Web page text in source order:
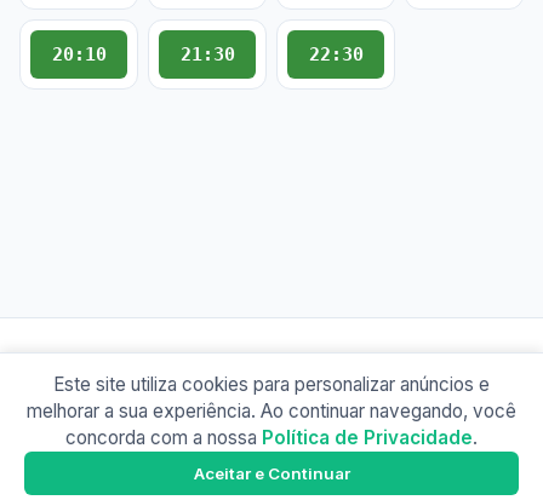
20:10 21:30 22:30
Baixe o app e tenha os horários offline!
© 2026 Busão BR
Sobre Contato Política de Privacidade
Este site utiliza cookies para personalizar anúncios e
melhorar a sua experiência. Ao continuar navegando, você
concorda com a nossa Política de Privacidade.
Aceitar e Continuar